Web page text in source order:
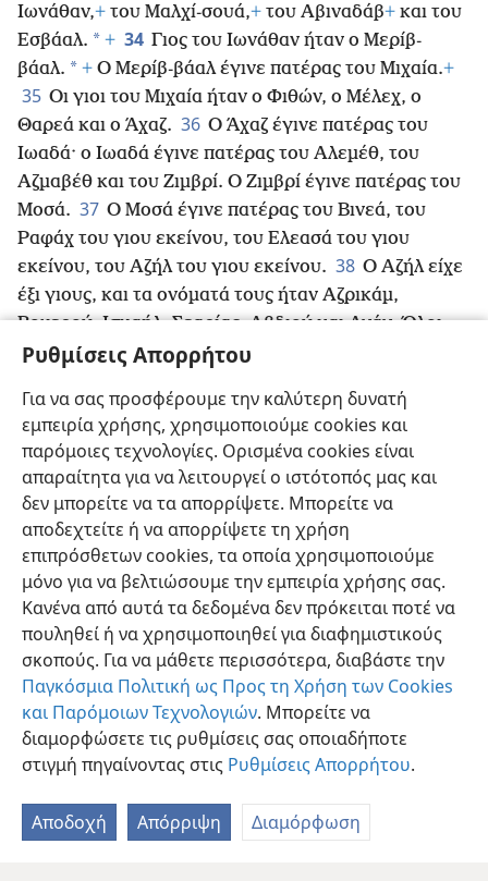
Ρυθμίσεις Απορρήτου
Για να σας προσφέρουμε την καλύτερη δυνατή
εμπειρία χρήσης, χρησιμοποιούμε cookies και
παρόμοιες τεχνολογίες. Ορισμένα cookies είναι
απαραίτητα για να λειτουργεί ο ιστότοπός μας και
δεν μπορείτε να τα απορρίψετε. Μπορείτε να
αποδεχτείτε ή να απορρίψετε τη χρήση
επιπρόσθετων cookies, τα οποία χρησιμοποιούμε
μόνο για να βελτιώσουμε την εμπειρία χρήσης σας.
Κανένα από αυτά τα δεδομένα δεν πρόκειται ποτέ να
πουληθεί ή να χρησιμοποιηθεί για διαφημιστικούς
σκοπούς. Για να μάθετε περισσότερα, διαβάστε την
Παγκόσμια Πολιτική ως Προς τη Χρήση των Cookies
και Παρόμοιων Τεχνολογιών. Μπορείτε να
διαμορφώσετε τις ρυθμίσεις σας οποιαδήποτε
στιγμή πηγαίνοντας στις Ρυθμίσεις Απορρήτου.
Αποδοχή Απόρριψη Διαμόρφωση
Ιωνάθαν,+ του Μαλχί-σουά,+ του Αβιναδάβ+ και του
Εσβάαλ. * + 34 Γιος του Ιωνάθαν ήταν ο Μερίβ-
βάαλ. * + Ο Μερίβ-βάαλ έγινε πατέρας του Μιχαία.+
35 Οι γιοι του Μιχαία ήταν ο Φιθών, ο Μέλεχ, ο
Θαρεά και ο Άχαζ. 36 Ο Άχαζ έγινε πατέρας του
Ιωαδά· ο Ιωαδά έγινε πατέρας του Αλεμέθ, του
Αζμαβέθ και του Ζιμβρί. Ο Ζιμβρί έγινε πατέρας του
Μοσά. 37 Ο Μοσά έγινε πατέρας του Βινεά, του
Ραφάχ του γιου εκείνου, του Ελεασά του γιου
εκείνου, του Αζήλ του γιου εκείνου. 38 Ο Αζήλ είχε
έξι γιους, και τα ονόματά τους ήταν Αζρικάμ,
Βοχερού, Ισμαήλ, Σεαρίας, Αβδιού και Ανάν. Όλοι
αυτοί ήταν οι γιοι του Αζήλ.
Ιεούς δεύτερος και ο Ελιφελέτ τρίτος. 40 Οι γιοι του
Ουλάμ ήταν κραταιοί πολεμιστές που χειρίζονταν
το τόξο και είχαν πολλούς γιους και εγγονούς, 150
τον αριθμό. Όλοι αυτοί ήταν απόγονοι του Βενιαμίν.
Ελληνική Κοινή Χρήση Προτιμήσεις
Copyright © 2026 Watch Tower Bible and Tract Society of Pennsylvania
Όροι Χρήσης Πολιτική Απορρήτου
Ρυθμίσεις Απορρήτου
JW.ORG
Σύνδεση